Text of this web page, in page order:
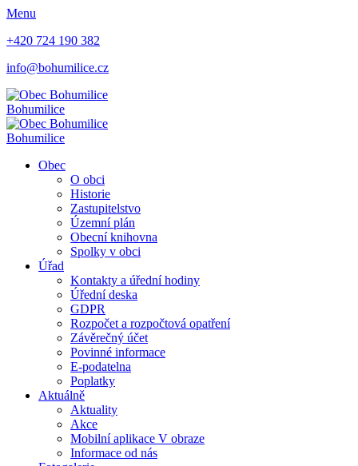
Menu
+420 724 190 382
info@bohumilice.cz
Bohumilice
Bohumilice
Obec
O obci
Historie
Zastupitelstvo
Územní plán
Obecní knihovna
Spolky v obci
Úřad
Kontakty a úřední hodiny
Úřední deska
GDPR
Rozpočet a rozpočtová opatření
Závěrečný účet
Povinné informace
E-podatelna
Poplatky
Aktuálně
Aktuality
Akce
Mobilní aplikace V obraze
Informace od nás